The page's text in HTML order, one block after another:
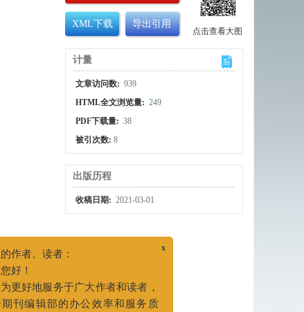
XML下载 导出引用
点击查看大图
计量
文章访问数: 939
HTML全文浏览量: 249
PDF下载量: 38
被引次数:8
出版历程
收稿日期: 2021-03-01
尊敬的作者、读者：
您好！
为更好地服务于广大作者和读者，